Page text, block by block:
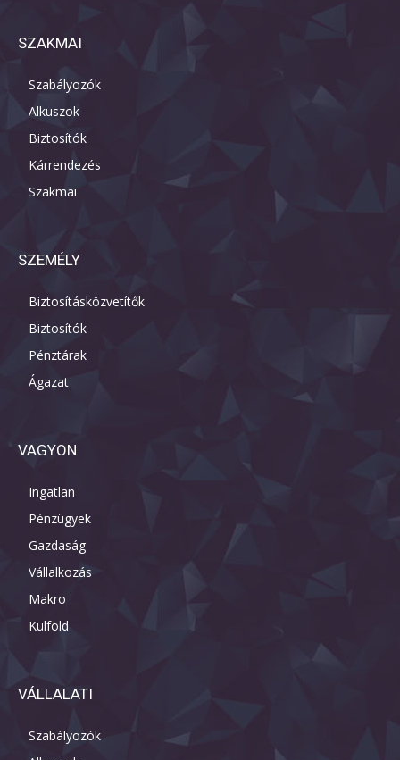
SZAKMAI
Szabályozók
Alkuszok
Biztosítók
Kárrendezés
Szakmai
SZEMÉLY
Biztosításközvetítők
Biztosítók
Pénztárak
Ágazat
VAGYON
Ingatlan
Pénzügyek
Gazdaság
Vállalkozás
Makro
Külföld
VÁLLALATI
Szabályozók